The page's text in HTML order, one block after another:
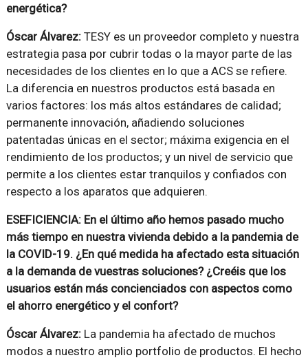
energética?
Óscar Álvarez:TESY es un proveedor completo y nuestra
estrategia pasa por cubrir todas o la mayor parte de las
necesidades de los clientes en lo que a ACS se refiere.
La diferencia en nuestros productos está basada en
varios factores: los más altos estándares de calidad;
permanente innovación, añadiendo soluciones
patentadas únicas en el sector; máxima exigencia en el
rendimiento de los productos; y un nivel de servicio que
permite a los clientes estar tranquilos y confiados con
respecto a los aparatos que adquieren.
ESEFICIENCIA: En el último año hemos pasado mucho
más tiempo en nuestra vivienda debido a la pandemia de
la COVID-19. ¿En qué medida ha afectado esta situación
a la demanda de vuestras soluciones? ¿Creéis que los
usuarios están más concienciados con aspectos como
el ahorro energético y el confort?
Óscar Álvarez:La pandemia ha afectado de muchos
modos a nuestro amplio portfolio de productos. El hecho